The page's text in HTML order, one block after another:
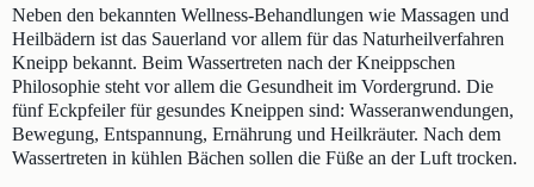
Neben den bekannten Wellness-Behandlungen wie Massagen und
Heilbädern ist das Sauerland vor allem für das Naturheilverfahren
Kneipp bekannt. Beim Wassertreten nach der Kneippschen
Philosophie steht vor allem die Gesundheit im Vordergrund. Die
fünf Eckpfeiler für gesundes Kneippen sind: Wasseranwendungen,
Bewegung, Entspannung, Ernährung und Heilkräuter. Nach dem
Wassertreten in kühlen Bächen sollen die Füße an der Luft trocken.